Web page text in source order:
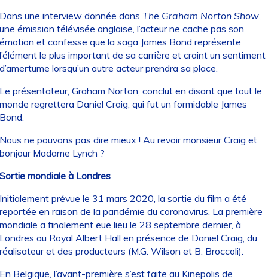
une interview donnée dans The Graham Norton Show,
émission télévisée anglaise, l’acteur ne cache pas son
et confesse que la saga James Bond représente
le plus important de sa carrière et craint un sentiment
lorsqu’un autre acteur prendra sa place.
présentateur, Graham Norton, conclut en disant que tout le
regrettera Daniel Craig, qui fut un formidable James
ne pouvons pas dire mieux ! Au revoir monsieur Craig et
Madame Lynch ?
mondiale à Londres
prévue le 31 mars 2020, la sortie du film a été
en raison de la pandémie du coronavirus. La première
a finalement eue lieu le 28 septembre dernier, à
au Royal Albert Hall en présence de Daniel Craig, du
et des producteurs (M.G. Wilson et B. Broccoli).
Belgique, l’avant-première s’est faite au Kinepolis de